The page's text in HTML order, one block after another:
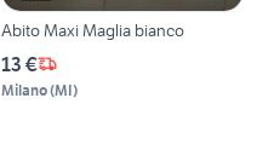
Abito Maxi Maglia bianco
13 €
Milano(MI)